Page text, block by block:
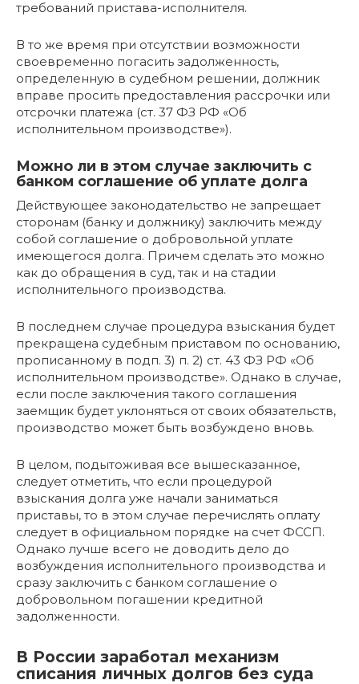
требований пристава-исполнителя.
В то же время при отсутствии возможности
своевременно погасить задолженность,
определенную в судебном решении, должник
вправе просить предоставления рассрочки или
отсрочки платежа (ст. 37 ФЗ РФ «Об
исполнительном производстве»).
Можно ли в этом случае заключить с
банком соглашение об уплате долга
Действующее законодательство не запрещает
сторонам (банку и должнику) заключить между
собой соглашение о добровольной уплате
имеющегося долга. Причем сделать это можно
как до обращения в суд, так и на стадии
исполнительного производства.
В последнем случае процедура взыскания будет
прекращена судебным приставом по основанию,
прописанному в подп. 3) п. 2) ст. 43 ФЗ РФ «Об
исполнительном производстве». Однако в случае,
если после заключения такого соглашения
заемщик будет уклоняться от своих обязательств,
производство может быть возбуждено вновь.
В целом, подытоживая все вышесказанное,
следует отметить, что если процедурой
взыскания долга уже начали заниматься
приставы, то в этом случае перечислять оплату
следует в официальном порядке на счет ФССП.
Однако лучше всего не доводить дело до
возбуждения исполнительного производства и
сразу заключить с банком соглашение о
добровольном погашении кредитной
задолженности.
В России заработал механизм
списания личных долгов без суда